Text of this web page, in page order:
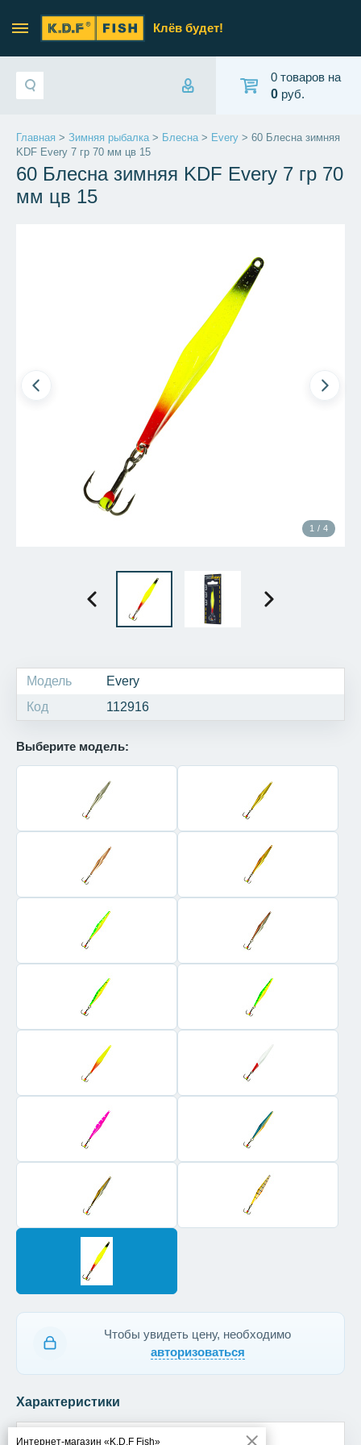
Интернет-магазин «K.D.F Fish»
Клёв будет!
0 товаров на
0 руб.
Главная > Зимняя рыбалка> Блесна> Every > 60 Блесна зимняя
KDF Every 7 гр 70 мм цв 15
60 Блесна зимняя KDF Every 7 гр 70
мм цв 15
1 / 4
Модель
Every
Код
112916
Выберите модель:
Чтобы увидеть цену, необходимо
авторизоваться
Характеристики